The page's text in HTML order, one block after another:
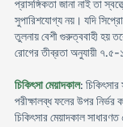
প্রাসঙ্গিকতা জানা নাই তা
সুপারিশযোগ্য নয়। যদি
তুলনায় বেশী গুরুত্ববাহী হয়
রোগের তীব্রতা অনুযায়ী ৭.৫-
চিকিৎসা মেয়াদকাল:
পরীক্ষালব্ধ ফলের উপর নির্ভর
চিকিৎসার মেয়াদকাল